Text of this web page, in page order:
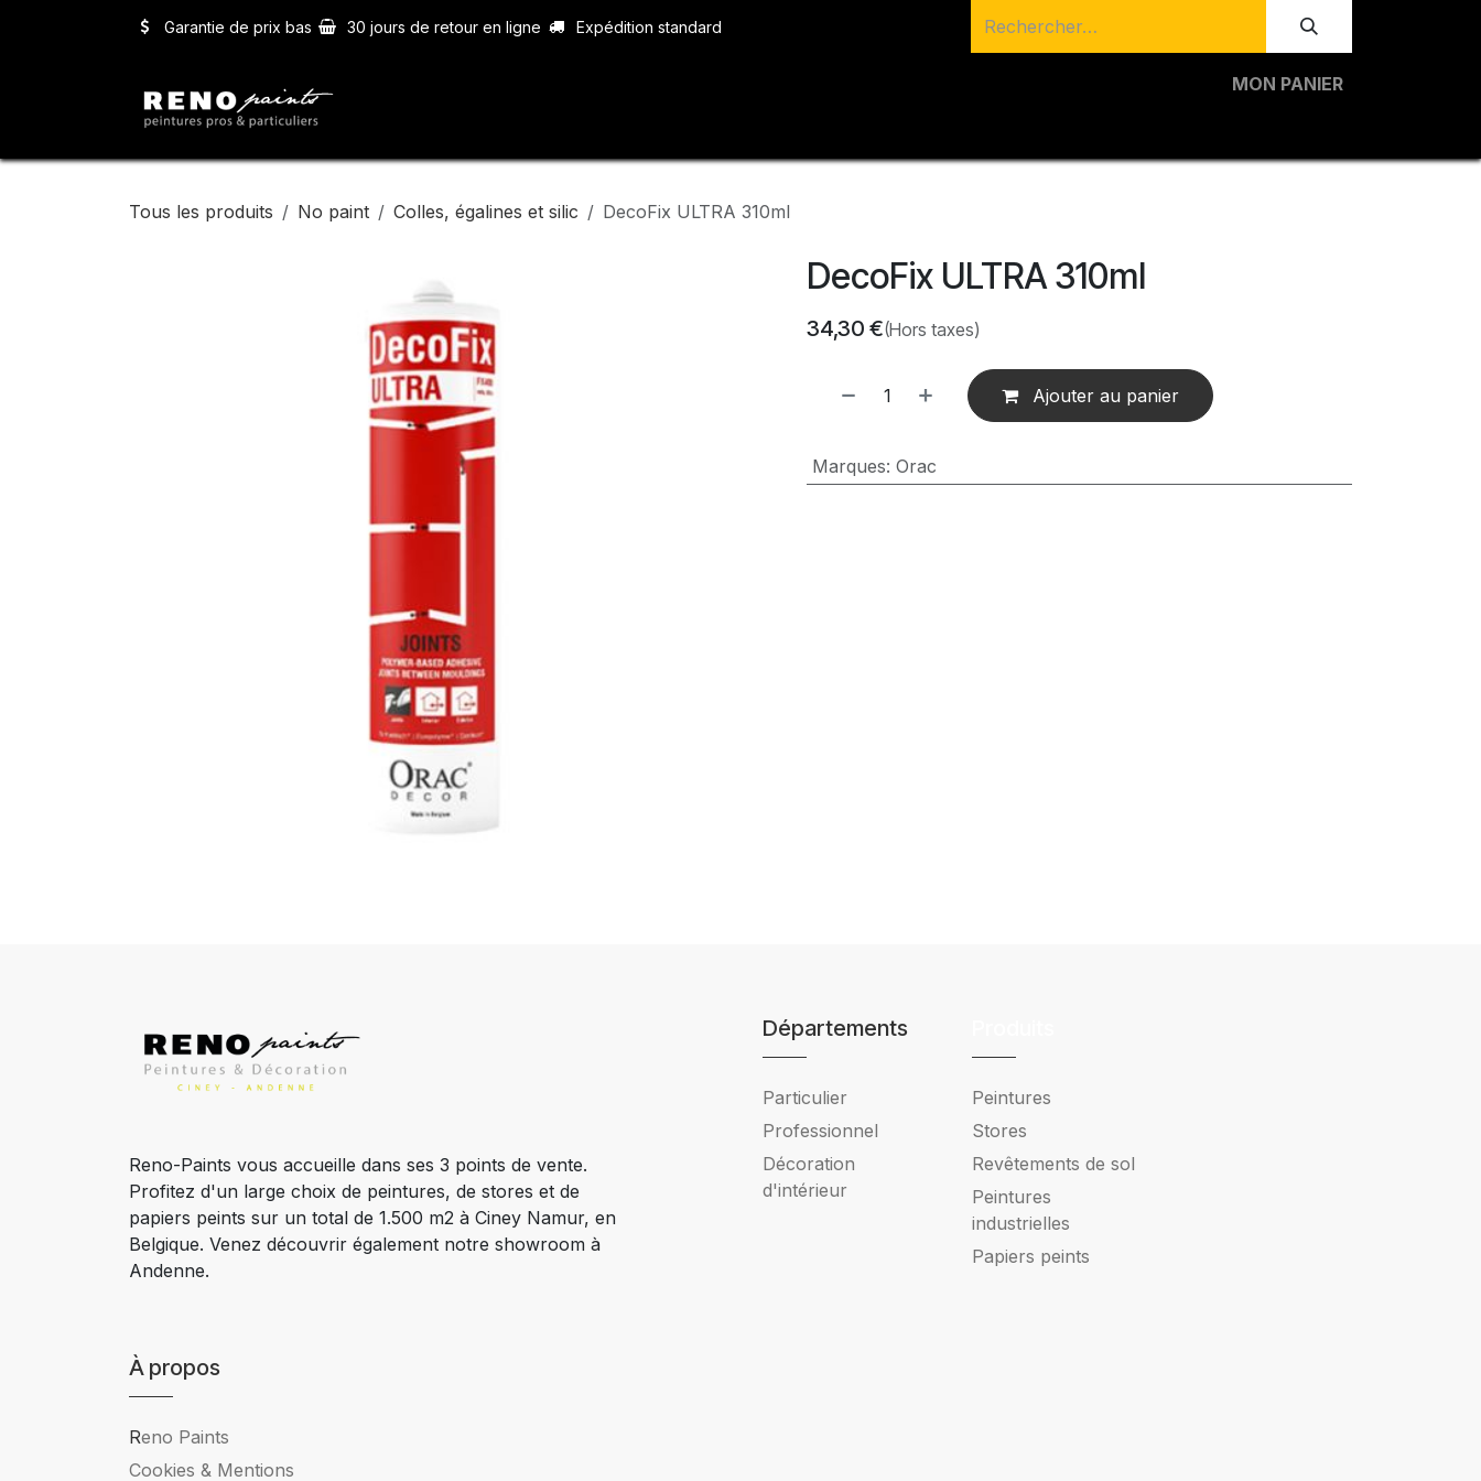
Garantie de prix bas 30 jours de retour en ligne Expédition standard
MON PANIER
Tous les produits No paint Colles, égalines et silic DecoFix ULTRA 310ml
DecoFix ULTRA 310ml
34,30 €(Hors taxes)
Ajouter au panier
Marques: Orac
Reno-Paints vous accueille dans ses 3 points de vente.
Profitez d'un large choix de peintures, de stores et de
papiers peints sur un total de 1.500 m2 à Ciney Namur, en
Belgique. Venez découvrir également notre showroom à
Andenne.
Départements
Particulier
Professionnel
Décoration
d'intérieur
Peintures
Stores
Revêtements de sol
Peintures
industrielles
Papiers peints
À propos
Reno Paints
Cookies & Mentions